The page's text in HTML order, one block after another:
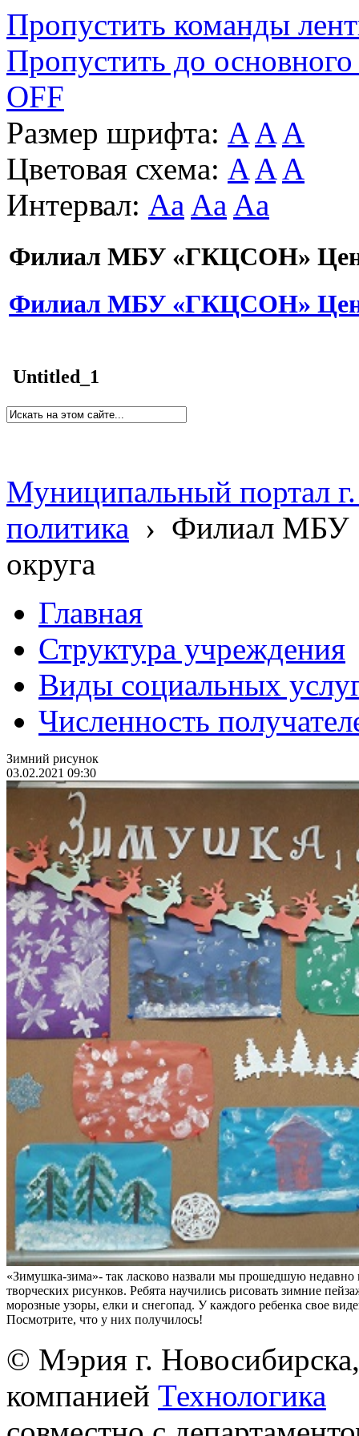
Пропустить команды
Пропустить до основного
OFF
Размер шрифта: A A A
Цветовая схема: A A A
Интервал: Aa Aa Aa
Филиал МБУ «ГКЦСОН»
Филиал МБУ «ГКЦСОН»
Untitled_1
Муниципальный портал
политика › Филиал МБУ
округа
Главная
Структура учреждения
Виды социальных
Численность
Зимний рисунок
03.02.2021 09:30
«Зимушка-зима»- так ласково назвали мы прошедшую недавно
творческих рисунков. Ребята научились рисовать зимние
морозные узоры, елки и снегопад. У каждого ребенка свое
Посмотрите, что у них получилось!
© Мэрия г.
компанией Технологика